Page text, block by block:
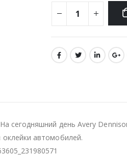
сегодняшний день Avery
автомобилей.